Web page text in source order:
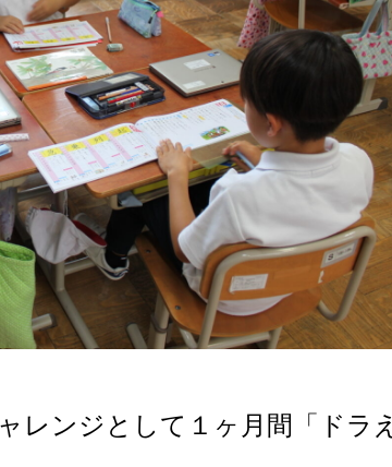
レンジとして１ヶ月間「ドラえ